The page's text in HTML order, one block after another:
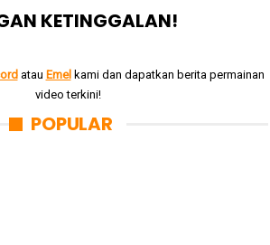
KETINGGALAN!
atau Emel kami dan dapatkan berita permainan
video terkini!
POPULAR